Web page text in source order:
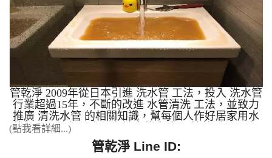
學、現場手把手清洗教學、建立口碑形象、不斷創新
都是管乾淨努力的成果。高週波管路清洗機是採用日
本規格，簡單操作，輕鬆上手是管乾淨的宗旨。 管
乾淨對於洗水管的投入研發與創新、教育客戶、服務
客戶、也培育專業的管路清洗師傅。讓客戶能獲取最
大的滿意度為目標。管乾淨很重視服務態度與客戶滿
意度，讓這個水管清洗的行業可以發揚光大，我們就
是希望讓加盟商們可以比管乾淨技術更精良，服務更
好。 我們擁有全台灣最全面、最多元的清洗水管成
功案例(全省實際案例最多)，無論您的需求多複雜，
我們都有專業的解決方案與實戰經驗： 高規格廠房
設備清洗： 科學園區： 精密儀器與機台管路的專業
清洗案例，確保生產製程不受影響。 食品工廠： 嚴
管乾淨 2009年從日本引進 洗水管 工法，投入 洗水管
行業超過15年，不斷的改進 水管清洗 工法，並致力
推廣 清洗水管 的相關知識，幫每個人作好居家用水
的把關，讓每個人都有健康的身體。 管乾淨 2012年
自創特殊 清洗水管 方法，並引進日本水管清洗機，
開放廠商加盟。 管乾淨 2014年 全省 洗水管 案例最
(點我看詳細...)
管乾淨 Line ID: